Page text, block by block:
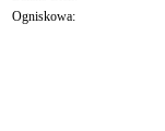
Ogniskowa: